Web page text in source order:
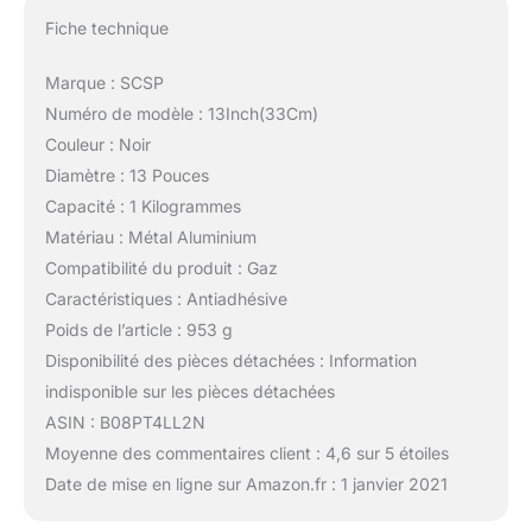
Fiche technique
Marque : SCSP
Numéro de modèle : 13Inch(33Cm)
Couleur : Noir
Diamètre : 13 Pouces
Capacité : 1 Kilogrammes
Matériau : Métal Aluminium
Compatibilité du produit : Gaz
Caractéristiques : Antiadhésive
Poids de l’article : 953 g
Disponibilité des pièces détachées : Information
indisponible sur les pièces détachées
ASIN : B08PT4LL2N
Moyenne des commentaires client : 4,6 sur 5 étoiles
Date de mise en ligne sur Amazon.fr : 1 janvier 2021